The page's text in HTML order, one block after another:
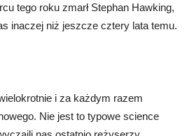
tego roku zmarł Stephan Hawking,
inaczej niż jeszcze cztery lata temu.
i za każdym razem
Nie jest to typowe science